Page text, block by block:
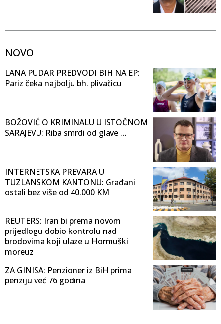
NOVO
LANA PUDAR PREDVODI BIH NA EP:
Pariz čeka najbolju bh. plivačicu
BOŽOVIĆ O KRIMINALU U ISTOČNOM
SARAJEVU: Riba smrdi od glave …
INTERNETSKA PREVARA U
TUZLANSKOM KANTONU: Građani
ostali bez više od 40.000 KM
REUTERS: Iran bi prema novom
prijedlogu dobio kontrolu nad
brodovima koji ulaze u Hormuški
moreuz
ZA GINISA: Penzioner iz BiH prima
penziju već 76 godina